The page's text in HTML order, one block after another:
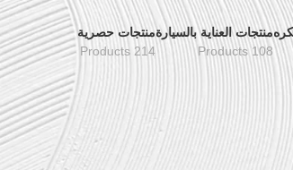
منتجات العناية بالسيارة
108 Products
منتجات حصرية
214 Products